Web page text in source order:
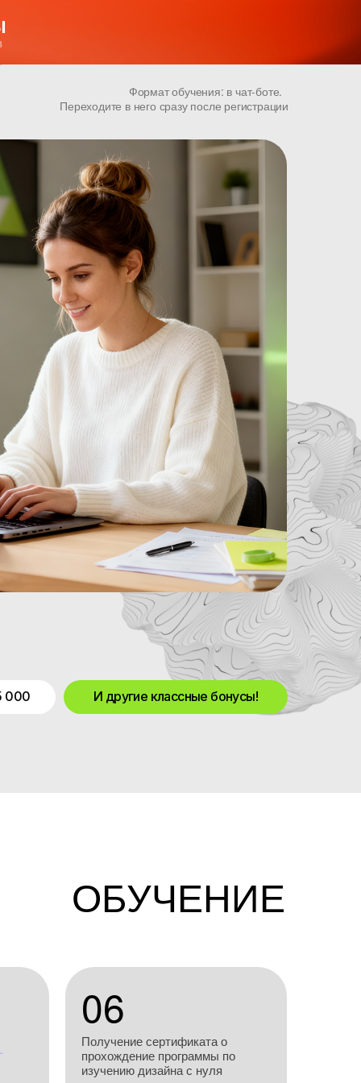
Формат обучения: в чат-боте.
Переходите в него сразу после регистрации
И другие классные бонусы!
000
ОБУЧЕНИЕ
06
Получение сертификата о
прохождение программы по
изучению дизайна с нуля